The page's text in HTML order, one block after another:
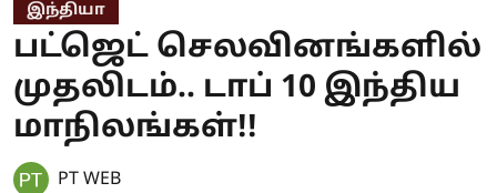
இந்தியா
பட்ஜெட் செலவினங்களில்
முதலிடம்.. டாப் 10 இந்திய
மாநிலங்கள்!!
PT WEB